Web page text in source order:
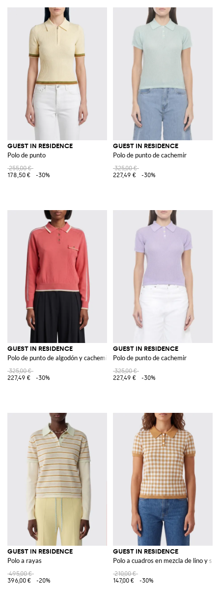
GUEST IN RESIDENCE
Polo de punto
255,00 €
178,50 €
-30%
GUEST IN RESIDENCE
Polo de punto de cachemir
325,00 €
227,49 €
-30%
GUEST IN RESIDENCE
Polo de punto de algodón y cachemira
325,00 €
227,49 €
-30%
GUEST IN RESIDENCE
Polo de punto de cachemir
325,00 €
227,49 €
-30%
GUEST IN RESIDENCE
Polo a rayas
495,00 €
396,00 €
-20%
GUEST IN RESIDENCE
Polo a cuadros en mezcla de lino y
210,00 €
147,00 €
-30%